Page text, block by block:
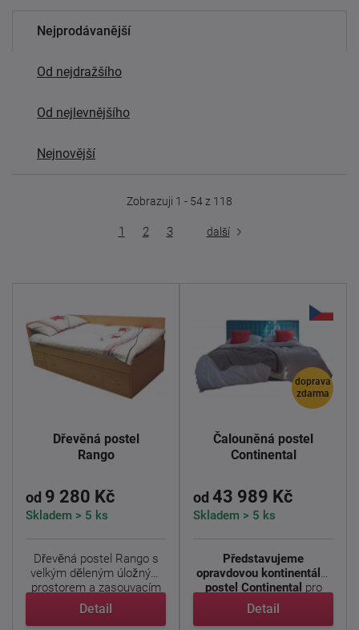
Nejprodávanější
Od nejdražšího
Od nejlevnějšího
Nejnovější
Zobrazuji 1 - 54 z 118
3
2
1 další
Dřevěná postel
Rango
od 9 280 Kč
Skladem > 5 ks
Dřevěná postel Rango s
velkým děleným úložným
prostorem a zasouvacím
...
Detail
doprava
zdarma
Čalouněná postel
Continental
od 43 989 Kč
Skladem > 5 ks
Představujeme
opravdovou kontinentální
postel Continental pro
spánek ...
Detail